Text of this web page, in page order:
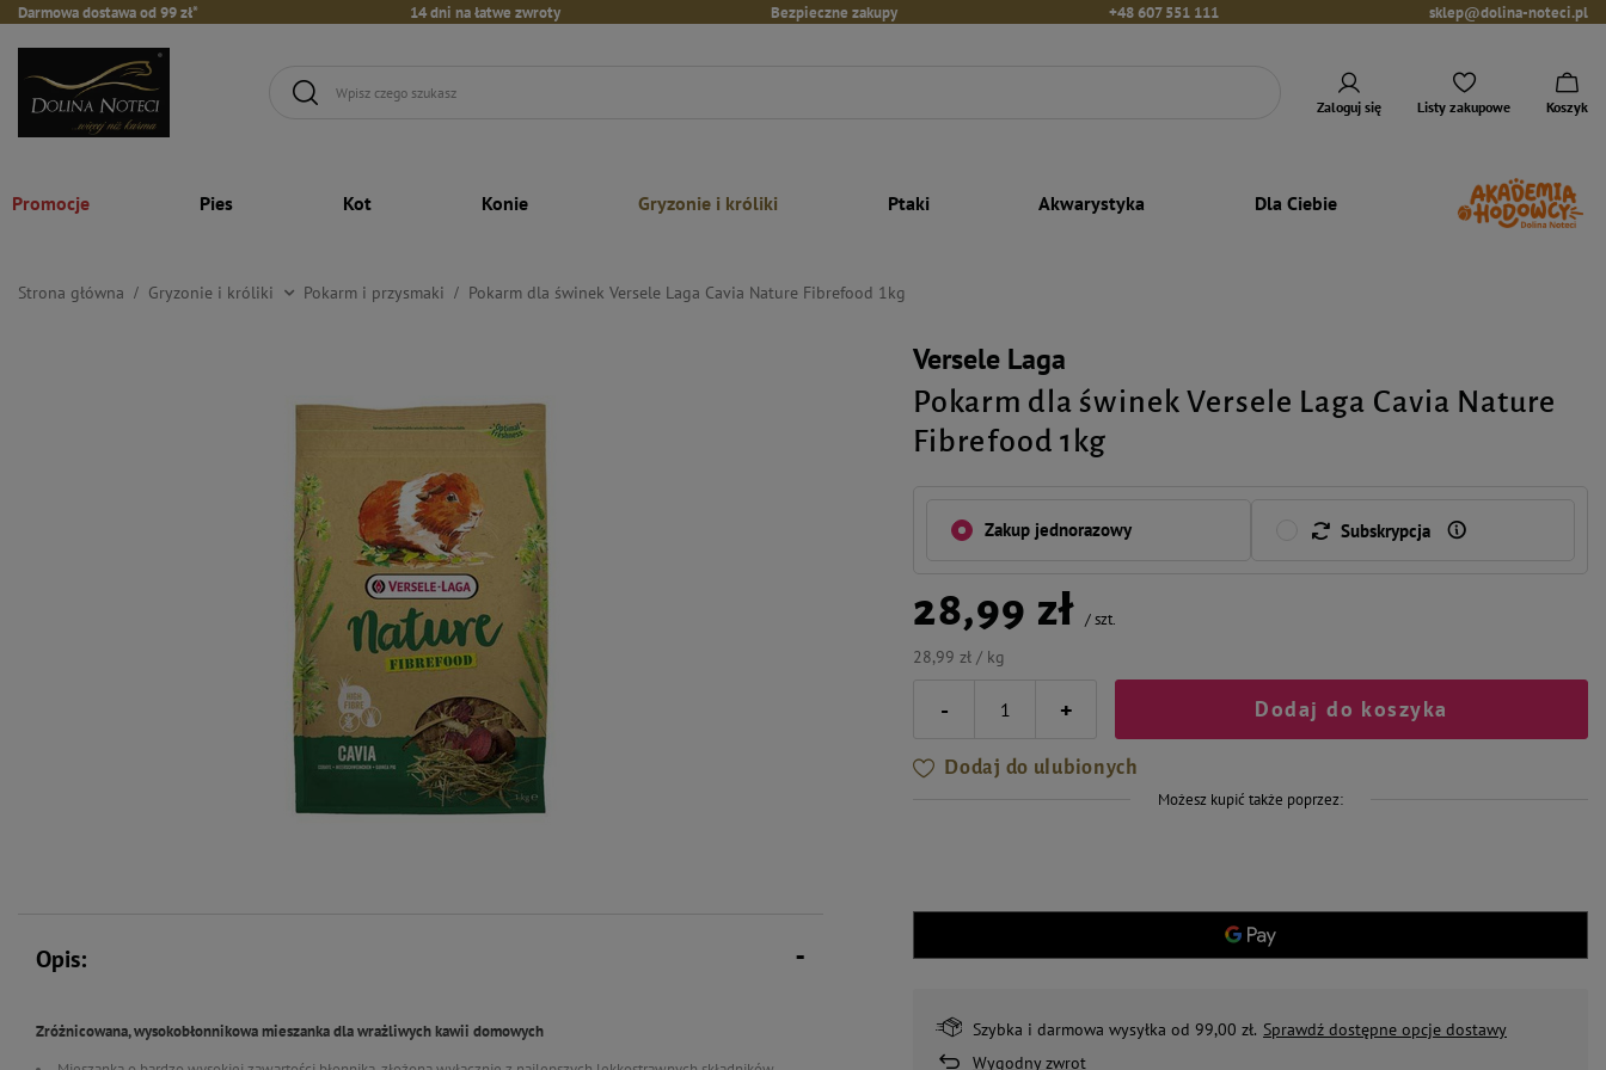
Darmowa dostawa od 99 zł* 14 dni na łatwe zwroty Bezpieczne zakupy +48 607 551 111 sklep@dolina-noteci.pl
Zaloguj się Listy zakupowe Koszyk
Promocje Pies Kot Konie Gryzonie i króliki Ptaki Akwarystyka Dla Ciebie
Strona główna Gryzonie i króliki Pokarm i przysmaki Pokarm dla świnek Versele Laga Cavia Nature Fibrefood 1kg
Versele Laga
Pokarm dla świnek Versele Laga Cavia Nature
Fibrefood 1kg
Zakup jednorazowy Subskrypcja
28,99 zł /szt.
28,99 zł / kg
- + Dodaj do koszyka
Dodaj do ulubionych
Możesz kupić także poprzez:
Szybka i darmowa wysyłka od 99,00 zł. Sprawdź dostępne opcje dostawy
Wygodny zwrot
Opis:
Zróżnicowana, wysokobłonnikowa mieszanka dla wrażliwych kawii domowych